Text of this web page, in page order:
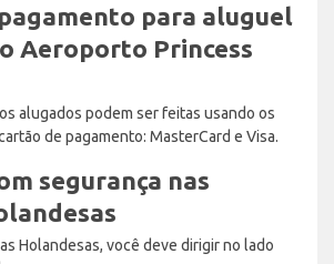
para aluguel
Aeroporto Princess
alugados podem ser feitas usando os
de pagamento: MasterCard e Visa.
segurança nas
Holandesas, você deve dirigir no lado